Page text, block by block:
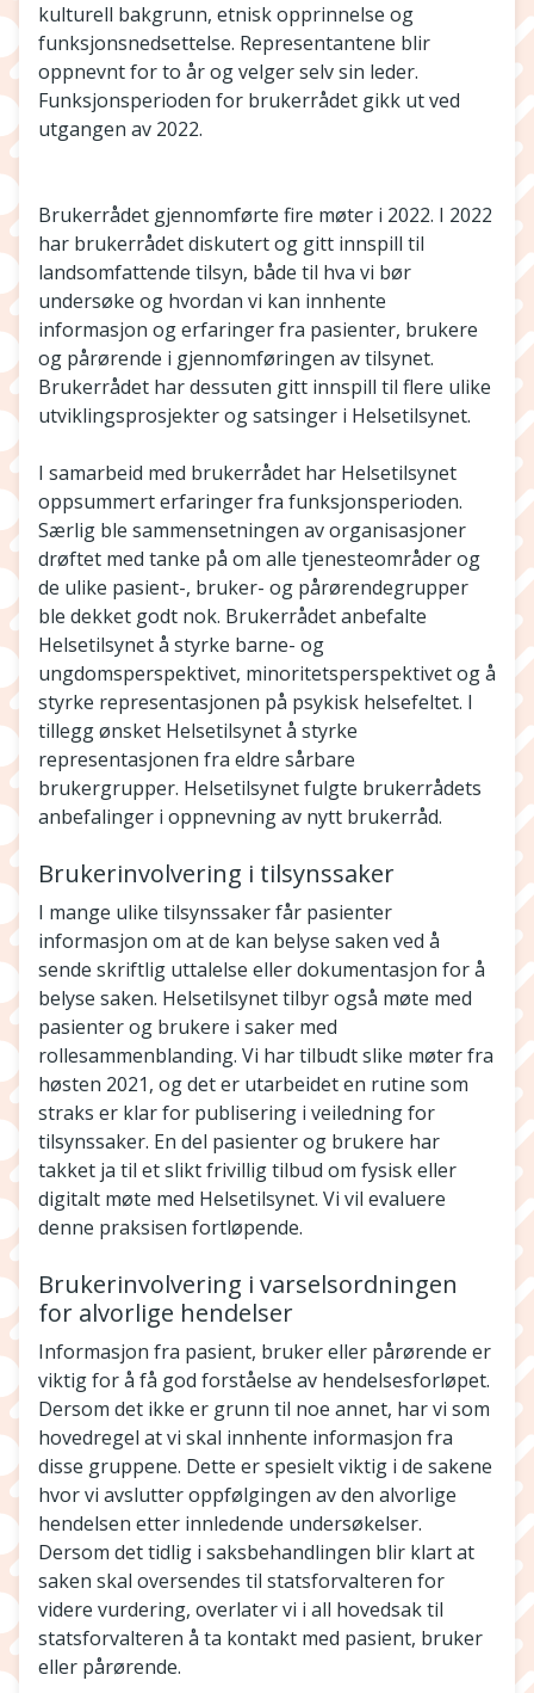
kulturell bakgrunn, etnisk opprinnelse og
funksjonsnedsettelse. Representantene blir
oppnevnt for to år og velger selv sin leder.
Funksjonsperioden for brukerrådet gikk ut ved
utgangen av 2022.
Brukerrådet gjennomførte fire møter i 2022. I 2022
har brukerrådet diskutert og gitt innspill til
landsomfattende tilsyn, både til hva vi bør
undersøke og hvordan vi kan innhente
informasjon og erfaringer fra pasienter, brukere
og pårørende i gjennomføringen av tilsynet.
Brukerrådet har dessuten gitt innspill til flere ulike
utviklingsprosjekter og satsinger i Helsetilsynet.
I samarbeid med brukerrådet har Helsetilsynet
oppsummert erfaringer fra funksjonsperioden.
Særlig ble sammensetningen av organisasjoner
drøftet med tanke på om alle tjenesteområder og
de ulike pasient-, bruker- og pårørendegrupper
ble dekket godt nok. Brukerrådet anbefalte
Helsetilsynet å styrke barne- og
ungdomsperspektivet, minoritetsperspektivet og å
styrke representasjonen på psykisk helsefeltet. I
tillegg ønsket Helsetilsynet å styrke
representasjonen fra eldre sårbare
brukergrupper. Helsetilsynet fulgte brukerrådets
anbefalinger i oppnevning av nytt brukerråd.
Brukerinvolvering i tilsynssaker
I mange ulike tilsynssaker får pasienter
informasjon om at de kan belyse saken ved å
sende skriftlig uttalelse eller dokumentasjon for å
belyse saken. Helsetilsynet tilbyr også møte med
pasienter og brukere i saker med
rollesammenblanding. Vi har tilbudt slike møter fra
høsten 2021, og det er utarbeidet en rutine som
straks er klar for publisering i veiledning for
tilsynssaker. En del pasienter og brukere har
takket ja til et slikt frivillig tilbud om fysisk eller
digitalt møte med Helsetilsynet. Vi vil evaluere
denne praksisen fortløpende.
Brukerinvolvering i varselsordningen
for alvorlige hendelser
Informasjon fra pasient, bruker eller pårørende er
viktig for å få god forståelse av hendelsesforløpet.
Dersom det ikke er grunn til noe annet, har vi som
hovedregel at vi skal innhente informasjon fra
disse gruppene. Dette er spesielt viktig i de sakene
hvor vi avslutter oppfølgingen av den alvorlige
hendelsen etter innledende undersøkelser.
Dersom det tidlig i saksbehandlingen blir klart at
saken skal oversendes til statsforvalteren for
videre vurdering, overlater vi i all hovedsak til
statsforvalteren å ta kontakt med pasient, bruker
eller pårørende.